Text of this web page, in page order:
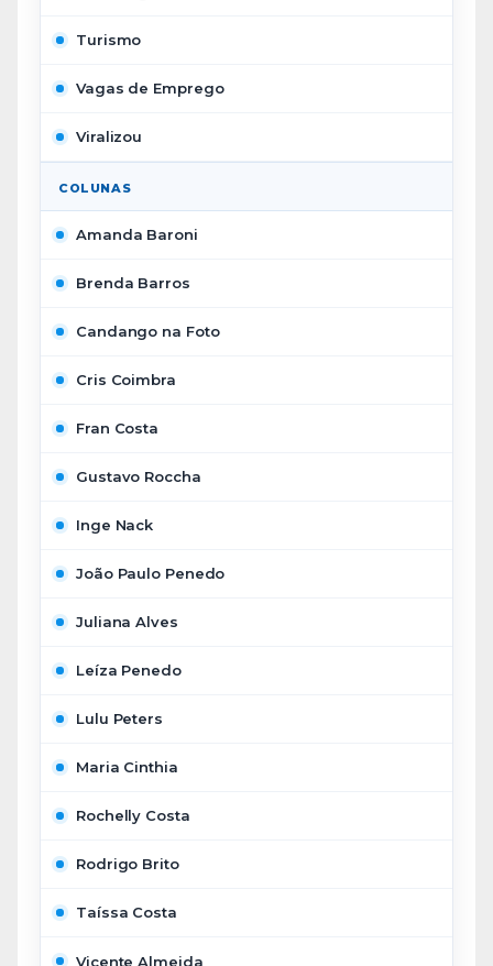
Turismo
Vagas de Emprego
Viralizou
COLUNAS
Amanda Baroni
Brenda Barros
Candango na Foto
Cris Coimbra
Fran Costa
Gustavo Roccha
Inge Nack
João Paulo Penedo
Juliana Alves
Leíza Penedo
Lulu Peters
Maria Cinthia
Rochelly Costa
Rodrigo Brito
Taíssa Costa
Vicente Almeida